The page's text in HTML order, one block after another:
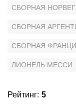
СБОРНАЯ
СБОРНАЯ
СБОРНАЯ
ЛИОНЕЛЬ МЕССИ
Рейтинг: 5